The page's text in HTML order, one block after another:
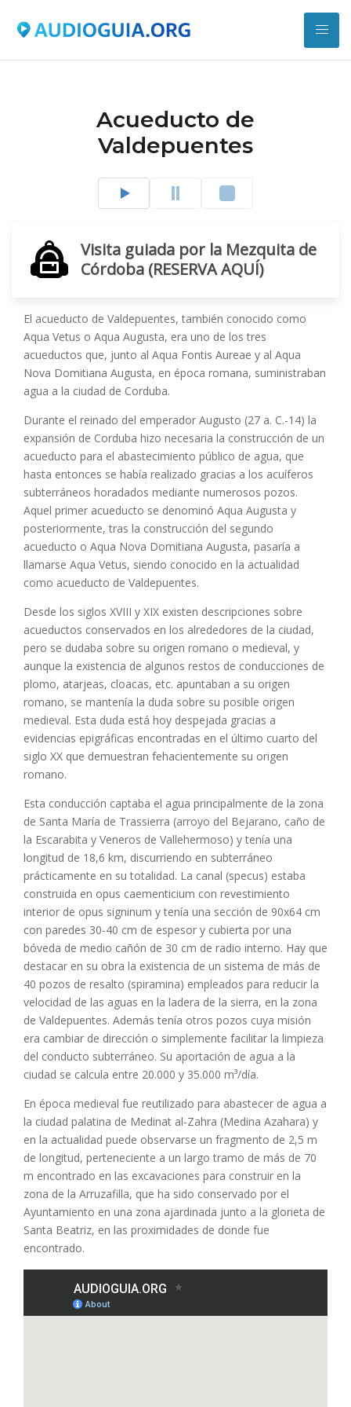
Acueducto de
Valdepuentes
Visita guiada por la Mezquita de
Córdoba (RESERVA AQUÍ)
El acueducto de Valdepuentes, también conocido como
Aqua Vetus o Aqua Augusta,​ era uno de los tres
acueductos que, junto al Aqua Fontis Aureae y al Aqua
Nova Domitiana Augusta, en época romana, suministraban
agua a la ciudad de Corduba.
Durante el reinado del emperador Augusto (27 a. C.-14) la
expansión de Corduba hizo necesaria la construcción de un
acueducto para el abastecimiento público de agua, que
hasta entonces se había realizado gracias a los acuíferos
subterráneos horadados mediante numerosos pozos.
Aquel primer acueducto se denominó Aqua Augusta y
posteriormente, tras la construcción del segundo
acueducto o Aqua Nova Domitiana Augusta, pasaría a
llamarse Aqua Vetus, siendo conocido en la actualidad
como acueducto de Valdepuentes.
Desde los siglos XVIII y XIX existen descripciones sobre
acueductos conservados en los alrededores de la ciudad,
pero se dudaba sobre su origen romano o medieval, y
aunque la existencia de algunos restos de conducciones de
plomo, atarjeas, cloacas, etc. apuntaban a su origen
romano, se mantenía la duda sobre su posible origen
medieval. Esta duda está hoy despejada gracias a
evidencias epigráficas encontradas en el último cuarto del
siglo XX que demuestran fehacientemente su origen
romano.
Esta conducción captaba el agua principalmente de la zona
de Santa María de Trassierra (arroyo del Bejarano, caño de
la Escarabita y Veneros de Vallehermoso) y tenía una
longitud de 18,6 km, discurriendo en subterráneo
prácticamente en su totalidad. La canal (specus) estaba
construida en opus caementicium con revestimiento
interior de opus signinum y tenía una sección de 90x64 cm
con paredes 30-40 cm de espesor y cubierta por una
bóveda de medio cañón de 30 cm de radio interno. Hay que
destacar en su obra la existencia de un sistema de más de
40 pozos de resalto (spiramina) empleados para reducir la
velocidad de las aguas en la ladera de la sierra, en la zona
de Valdepuentes. Además tenía otros pozos cuya misión
era cambiar de dirección o simplemente facilitar la limpieza
del conducto subterráneo. Su aportación de agua a la
ciudad se calcula entre 20.000 y 35.000 m³/día.
En época medieval fue reutilizado para abastecer de agua a
la ciudad palatina de Medinat al-Zahra (Medina Azahara) y
en la actualidad puede observarse un fragmento de 2,5 m
de longitud, perteneciente a un largo tramo de más de 70
m encontrado en las excavaciones para construir en la
zona de la Arruzafilla, que ha sido conservado por el
Ayuntamiento en una zona ajardinada junto a la glorieta de
Santa Beatriz, en las proximidades de donde fue
encontrado.